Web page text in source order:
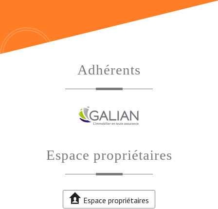
Adhérents
Espace propriétaires
Espace propriétaires